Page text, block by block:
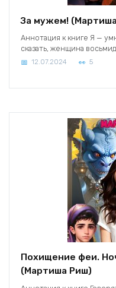
За мужем!
Аннотация к книге Я —
сказать, женщина
12.07.2024 5
Похищение феи.
(Мартиша Риш)